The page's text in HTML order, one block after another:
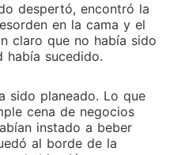
despertó, encontró la
en la cama y el
claro que no había sido
había sucedido.
sido planeado. Lo que
cena de negocios
instado a beber
al borde de la